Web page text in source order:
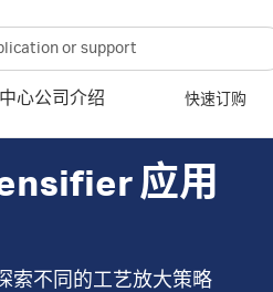
心公司介绍 快速订购
应用
索不同的工艺放大策略